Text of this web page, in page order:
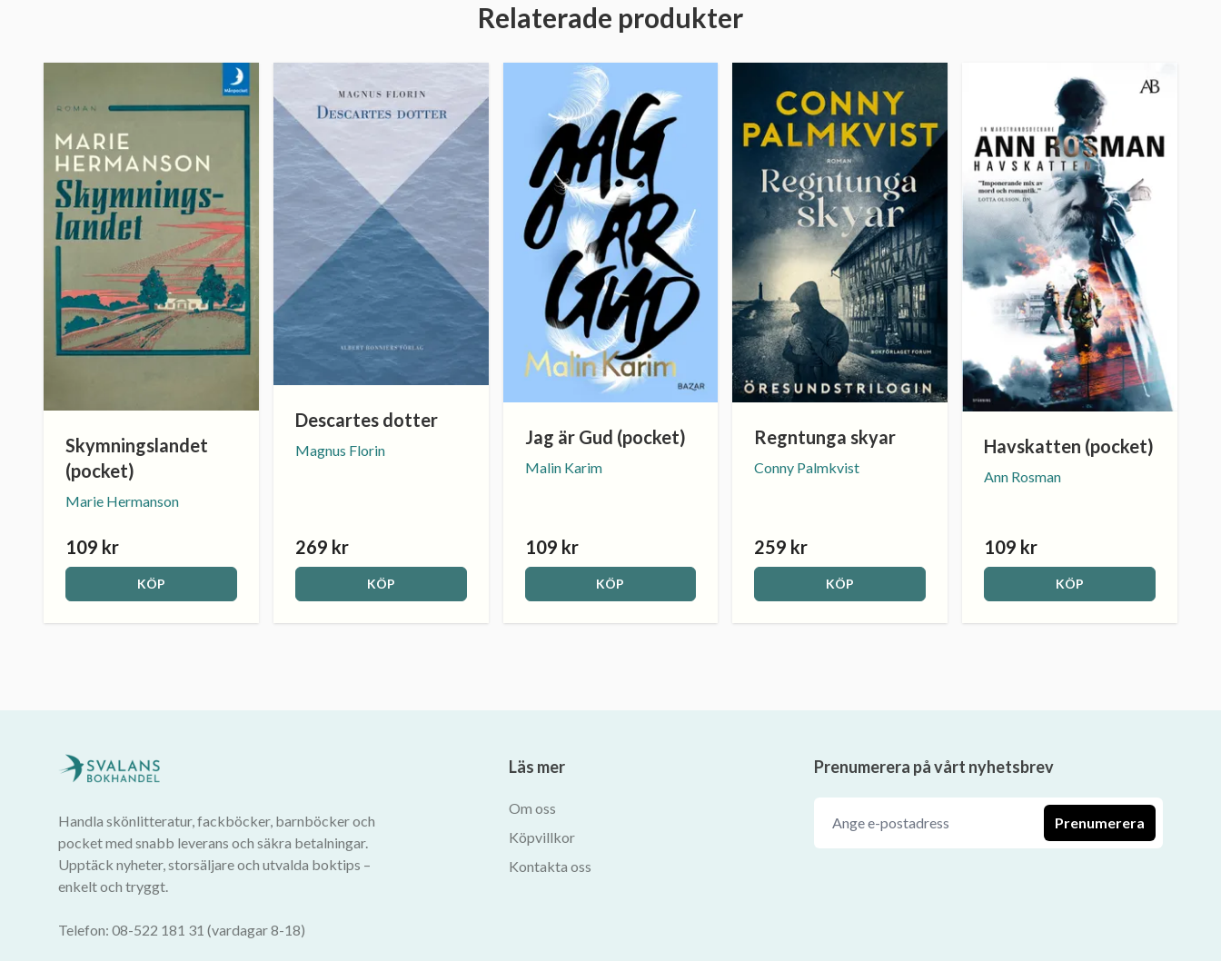
Relaterade produkter
Skymningslandet
(pocket)
Marie Hermanson
109 kr
KÖP
Descartes dotter
Magnus Florin
269 kr
KÖP
Jag är Gud (pocket)
Malin Karim
109 kr
KÖP
Regntunga skyar
Conny Palmkvist
259 kr
KÖP
Havskatten (pocket)
Ann Rosman
109 kr
KÖP
Handla skönlitteratur, fackböcker, barnböcker och
pocket med snabb leverans och säkra betalningar.
Upptäck nyheter, storsäljare och utvalda boktips –
enkelt och tryggt.
Telefon: 08-522 181 31 (vardagar 8-18)
Läs mer
Om oss
Köpvillkor
Kontakta oss
Prenumerera på vårt nyhetsbrev
Prenumerera